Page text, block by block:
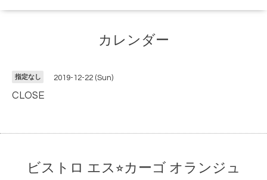
カレンダー
指定なし 2019-12-22 (Sun)
CLOSE
ビストロ エス⭐︎カーゴ オランジュ